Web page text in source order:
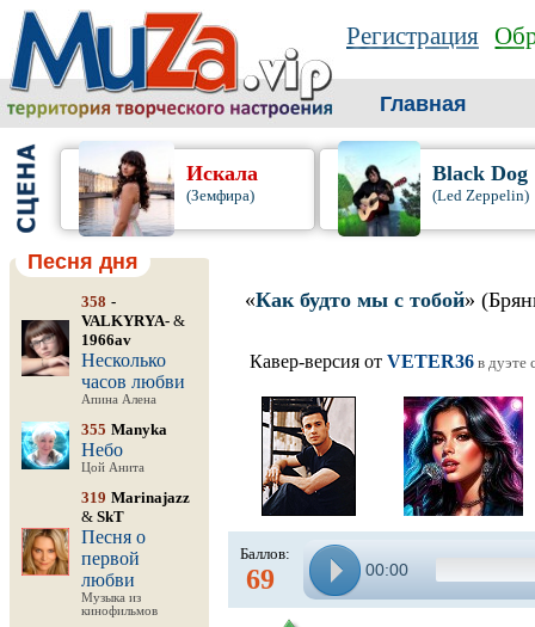
Регистрация
Главная
Искала
(Земфира)
Black Dog
(Led Zeppelin)
Песня дня
358 -
VALKYRYA- &
1966av
Несколько
часов любви
Апина Алена
355 Manyka
Небо
Цой Анита
319 Marinajazz
& SkT
Песня о
первой
любви
Музыка из
кинофильмов
«Как будто мы с тобой»
Кавер-версия отVETER36 в дуэте
Баллов:
69 00:00